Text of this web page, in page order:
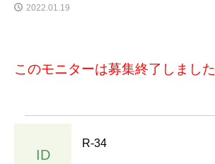
2022.01.19
このモニターは募集終了しました
ID
R-34